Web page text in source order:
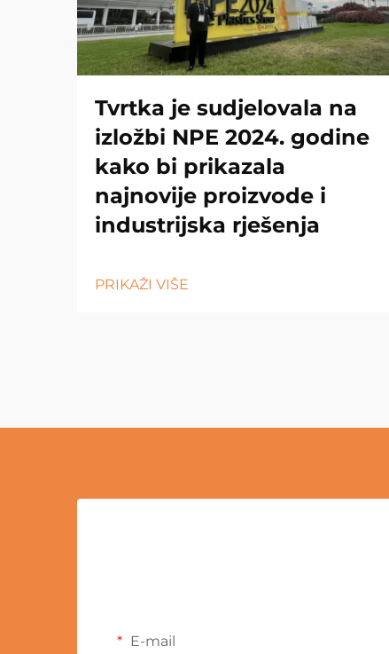
Tvrtka je sudjelovala na
izložbi NPE 2024. godine
kako bi prikazala
najnovije proizvode i
industrijska rješenja
PRIKAŽI VIŠE
E-mail